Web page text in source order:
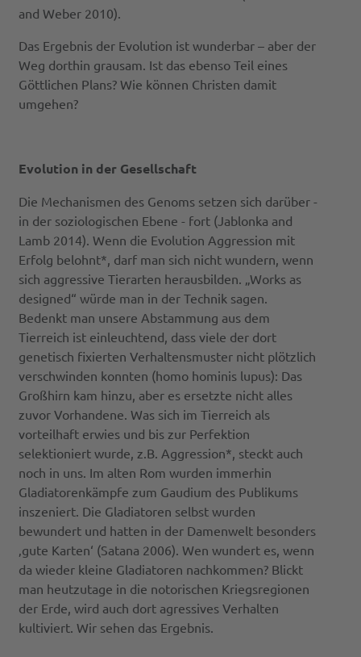
and Weber 2010).
Das Ergebnis der Evolution ist wunderbar – aber der
Weg dorthin grausam. Ist das ebenso Teil eines
Göttlichen Plans? Wie können Christen damit
umgehen?
Evolution in der Gesellschaft
Die Mechanismen des Genoms setzen sich darüber -
in der soziologischen Ebene - fort (Jablonka and
Lamb 2014). Wenn die Evolution Aggression mit
Erfolg belohnt*, darf man sich nicht wundern, wenn
sich aggressive Tierarten herausbilden. „Works as
designed“ würde man in der Technik sagen.
Bedenkt man unsere Abstammung aus dem
Tierreich ist einleuchtend, dass viele der dort
genetisch fixierten Verhaltensmuster nicht plötzlich
verschwinden konnten (homo hominis lupus): Das
Großhirn kam hinzu, aber es ersetzte nicht alles
zuvor Vorhandene. Was sich im Tierreich als
vorteilhaft erwies und bis zur Perfektion
selektioniert wurde, z.B. Aggression*, steckt auch
noch in uns. Im alten Rom wurden immerhin
Gladiatorenkämpfe zum Gaudium des Publikums
inszeniert. Die Gladiatoren selbst wurden
bewundert und hatten in der Damenwelt besonders
‚gute Karten‘ (Satana 2006). Wen wundert es, wenn
da wieder kleine Gladiatoren nachkommen? Blickt
man heutzutage in die notorischen Kriegsregionen
der Erde, wird auch dort agressives Verhalten
kultiviert. Wir sehen das Ergebnis.